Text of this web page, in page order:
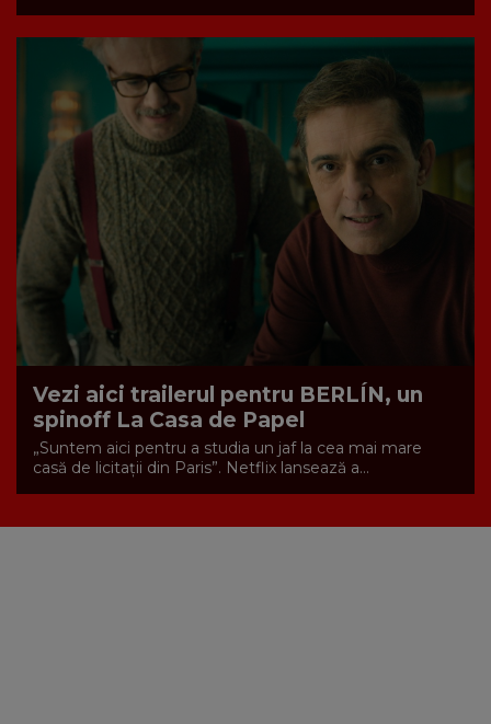
Vezi aici trailerul pentru BERLÍN, un
spinoff La Casa de Papel
„Suntem aici pentru a studia un jaf la cea mai mare
casă de licitații din Paris”. Netflix lansează a...